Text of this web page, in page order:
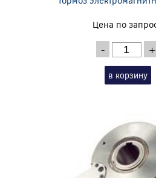
Цена по
- +
в корзину